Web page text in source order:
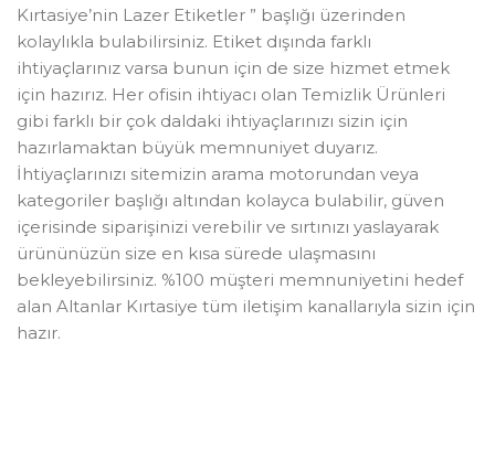
Kırtasiye’nin Lazer Etiketler ” başlığı üzerinden
kolaylıkla bulabilirsiniz. Etiket dışında farklı
ihtiyaçlarınız varsa bunun için de size hizmet etmek
için hazırız. Her ofisin ihtiyacı olan Temizlik Ürünleri
gibi farklı bir çok daldaki ihtiyaçlarınızı sizin için
hazırlamaktan büyük memnuniyet duyarız.
İhtiyaçlarınızı sitemizin arama motorundan veya
kategoriler başlığı altından kolayca bulabilir, güven
içerisinde siparişinizi verebilir ve sırtınızı yaslayarak
ürününüzün size en kısa sürede ulaşmasını
bekleyebilirsiniz. %100 müşteri memnuniyetini hedef
alan Altanlar Kırtasiye tüm iletişim kanallarıyla sizin için
hazır.